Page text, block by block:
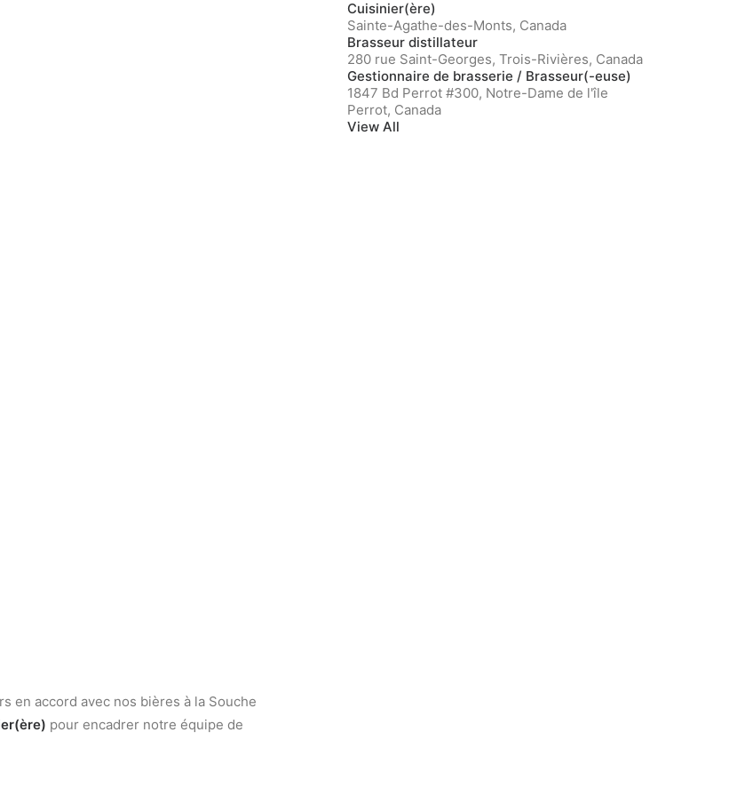
en accord avec nos bières à la Souche
pour encadrer notre équipe de
Cuisinier(ère)
Sainte-Agathe-des-Monts, Canada
Brasseur distillateur
280 rue Saint-Georges, Trois-Rivières, Canada
Gestionnaire de brasserie / Brasseur(-euse)
1847 Bd Perrot #300, Notre-Dame de l'île
Perrot, Canada
View All